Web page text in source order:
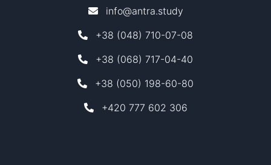
info@antra.study
+38 (048) 710-07-08
+38 (068) 717-04-40
+38 (050) 198-60-80
+420 777 602 306